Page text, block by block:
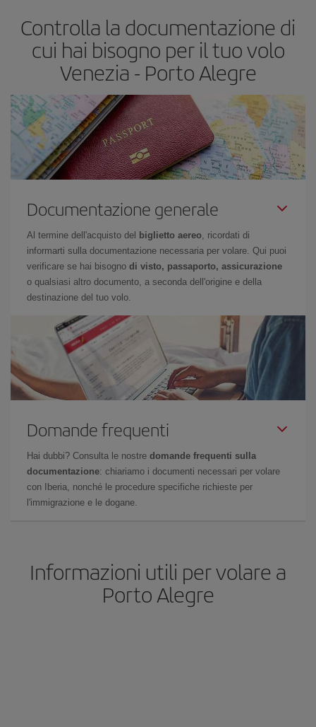
Controlla la documentazione di
cui hai bisogno per il tuo volo
Venezia - Porto Alegre
Documentazione generale
Al termine dell'acquisto del biglietto aereo, ricordati di
informarti sulla documentazione necessaria per volare. Qui puoi
verificare se hai bisogno di visto, passaporto, assicurazione
o qualsiasi altro documento, a seconda dell'origine e della
destinazione del tuo volo.
Domande frequenti
Hai dubbi? Consulta le nostre domande frequenti sulla
documentazione: chiariamo i documenti necessari per volare
con Iberia, nonché le procedure specifiche richieste per
l'immigrazione e le dogane.
Informazioni utili per volare a
Porto Alegre